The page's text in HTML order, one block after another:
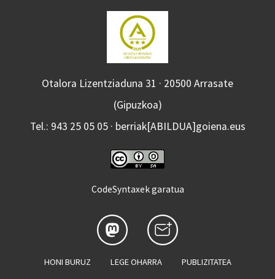
Otalora Lizentziaduna 31 · 20500 Arrasate
(Gipuzkoa)
Tel.: 943 25 05 05 · berriak[ABILDUA]goiena.eus
CodeSyntaxek garatua
HONI BURUZ LEGE OHARRA PUBLIZITATEA